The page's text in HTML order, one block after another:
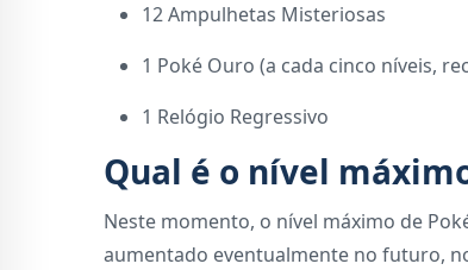
12 Ampulhetas Misteriosas
1 Poké Ouro (a cada cinco níveis,
1 Relógio Regressivo
Qual é o nível
Neste momento, o nível máximo de
aumentado eventualmente no futuro,